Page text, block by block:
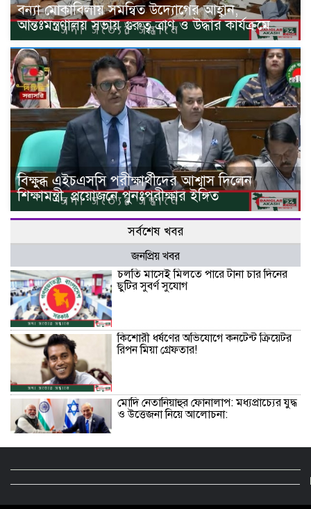
বন্যা মোকাবিলায় সমন্বিত উদ্যোগের আহ্বান,
আন্তঃমন্ত্রণালয় সভায় গুরুত্ব ত্রাণ ও উদ্ধার কার্যক্রমে
বিক্ষুব্ধ এইচএসসি পরীক্ষার্থীদের আশ্বাস দিলেন
শিক্ষামন্ত্রী, প্রয়োজনে পুনঃপরীক্ষার ইঙ্গিত
সর্বশেষ খবর
জনপ্রিয় খবর
চলতি মাসেই মিলতে পারে টানা চার দিনের
ছুটির সুবর্ণ সুযোগ
কিশোরী ধর্ষণের অভিযোগে কনটেন্ট ক্রিয়েটর
রিপন মিয়া গ্রেফতার!
মোদি নেতানিয়াহুর ফোনালাপ: মধ্যপ্রাচ্যের যুদ্ধ
ও উত্তেজনা নিয়ে আলোচনা:
বিজয়নগরে প্রাথমিকে অনিয়ম: সংবাদ সংগ্রহে